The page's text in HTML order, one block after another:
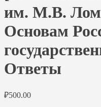
им. М.В.
Основам
Ответы
₽500.00